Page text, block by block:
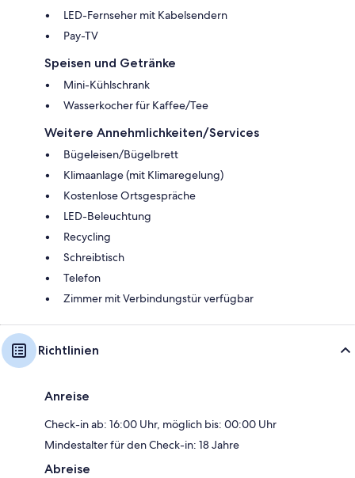
LED-Fernseher mit Kabelsendern
Pay-TV
Speisen und Getränke
Mini-Kühlschrank
Wasserkocher für Kaffee/Tee
Weitere Annehmlichkeiten/Services
Bügeleisen/Bügelbrett
Klimaanlage (mit Klimaregelung)
Kostenlose Ortsgespräche
LED-Beleuchtung
Recycling
Schreibtisch
Telefon
Zimmer mit Verbindungstür verfügbar
Richtlinien
Anreise
Check-in ab: 16:00 Uhr, möglich bis: 00:00 Uhr
Mindestalter für den Check-in: 18 Jahre
Abreise